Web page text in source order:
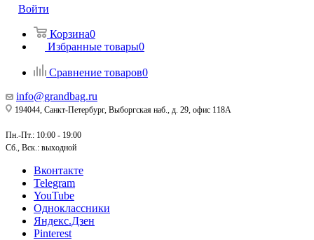
Войти
Корзина0
Избранные товары0
Сравнение товаров0
info@grandbag.ru
194044, Санкт-Петербург, Выборгская наб., д. 29, офис 118А
Пн.-Пт.: 10:00 - 19:00
Сб., Вск.: выходной
Вконтакте
Telegram
YouTube
Одноклассники
Яндекс.Дзен
Pinterest